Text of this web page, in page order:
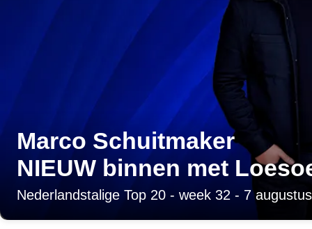
Marco Schuitmaker
NIEUW binnen met
Nederlandstalige Top 20 - week 32 - 7